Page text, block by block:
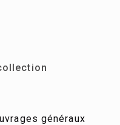
généraux